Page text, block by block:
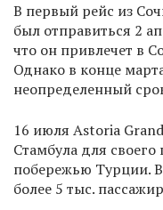
В первый рейс из
был отправиться 2
что он привлечет в
Однако в конце
неопределенный
16 июля Astoria
Стамбула для
побережью Турции.
более 5 тыс.